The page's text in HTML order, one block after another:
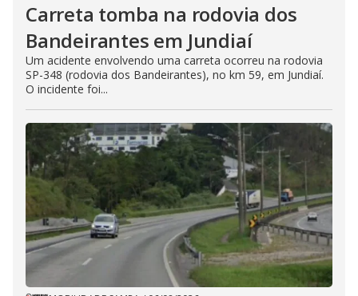
Carreta tomba na rodovia dos
Bandeirantes em Jundiaí
Um acidente envolvendo uma carreta ocorreu na rodovia
SP-348 (rodovia dos Bandeirantes), no km 59, em Jundiaí.
O incidente foi...